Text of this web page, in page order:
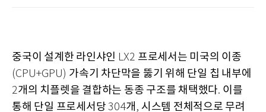
중국이 설계한 라인샤인 LX2 프로세서는 미국의 이종
(CPU+GPU) 가속기 차단막을 뚫기 위해 단일 칩 내부에
2개의 치플렛을 결합하는 동종 구조를 채택했다. 이를
통해 단일 프로세서당 304개 , 시스템 전체적으로 무려